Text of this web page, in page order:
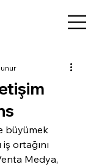
büyümek
ortağını
Medya,